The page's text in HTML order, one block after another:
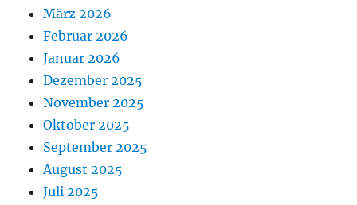
März 2026
Februar 2026
Januar 2026
Dezember 2025
November 2025
Oktober 2025
September 2025
August 2025
Juli 2025